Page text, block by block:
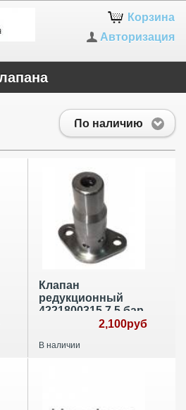
Корзина
Авторизация
По наличию
Клапан
редукционный
4221800315 7,5 бар
2,100руб
В наличии